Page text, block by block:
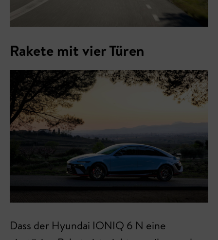
Rakete mit vier Türen
Dass der Hyundai IONIQ 6 N eine